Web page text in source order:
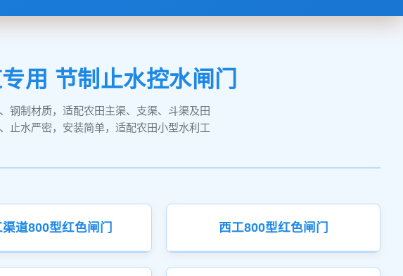
用 节制止水控水闸门
钢制材质，适配农田主渠、支渠、斗渠及田
止水严密，安装简单，适配农田小型水利工
渠道800型红色闸门 西工800型红色闸门